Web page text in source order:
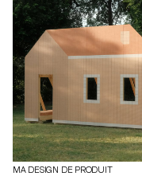
MA DESIGN DE PRODUIT